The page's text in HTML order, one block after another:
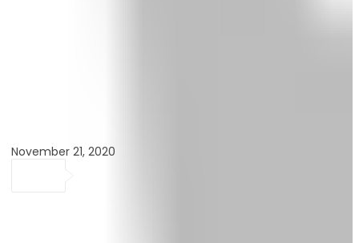
November 21, 2020